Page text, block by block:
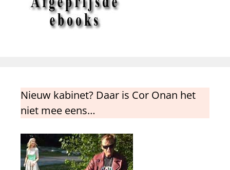
Nieuw kabinet? Daar is Cor Onan het
niet mee eens…